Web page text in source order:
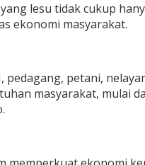
lesu tidak cukup
ekonomi masyarakat.
pedagang, petani,
masyarakat, mulai